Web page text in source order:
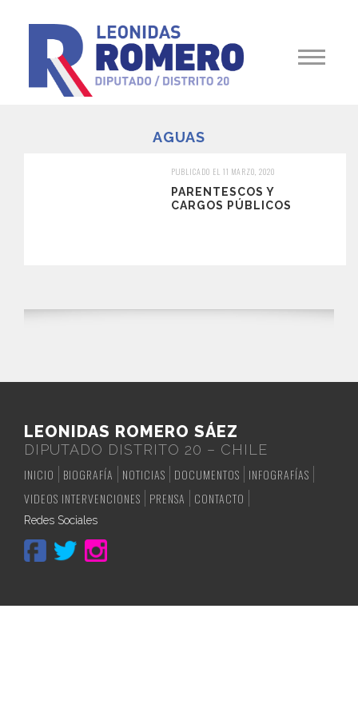
AGUAS
PUBLICADO EL 11 MARZO, 2020
PARENTESCOS Y
CARGOS PÚBLICOS
LEONIDAS ROMERO SÁEZ
DIPUTADO DISTRITO 20 – CHILE
INICIO
BIOGRAFÍA NOTICIAS DOCUMENTOS
INFOGRAFÍAS
VIDEOS INTERVENCIONES
PRENSA CONTACTO
Redes Sociales